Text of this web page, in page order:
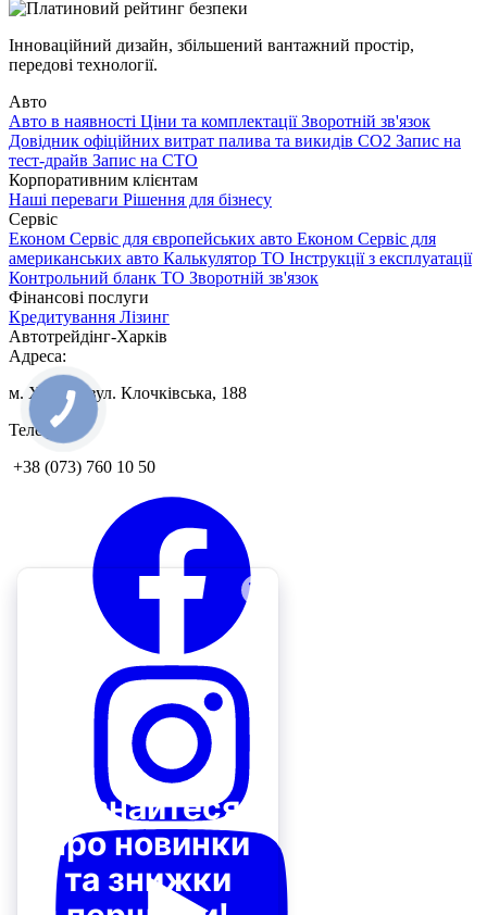
Інноваційний дизайн, збільшений вантажний простір,
передові технології.
Авто
Авто в наявності Ціни та комплектаціїЗворотній зв'язок
Довідник офіційних витрат палива та викидів СО2 Запис на
тест-драйв Запис на СТО
Корпоративним клієнтам
Наші переваги Рішення для бізнесу
Сервіс
Економ Сервіс для європейських авто Економ Сервіс для
американських авто Калькулятор ТО Інструкції з експлуатації
Контрольний бланк ТО Зворотній зв'язок
Фінансові послуги
Кредитування Лізинг
Автотрейдінг-Харків
Адреса:
м. Харків, вул. Клочківська, 188
Телефон:
+38 (073) 760 10 50